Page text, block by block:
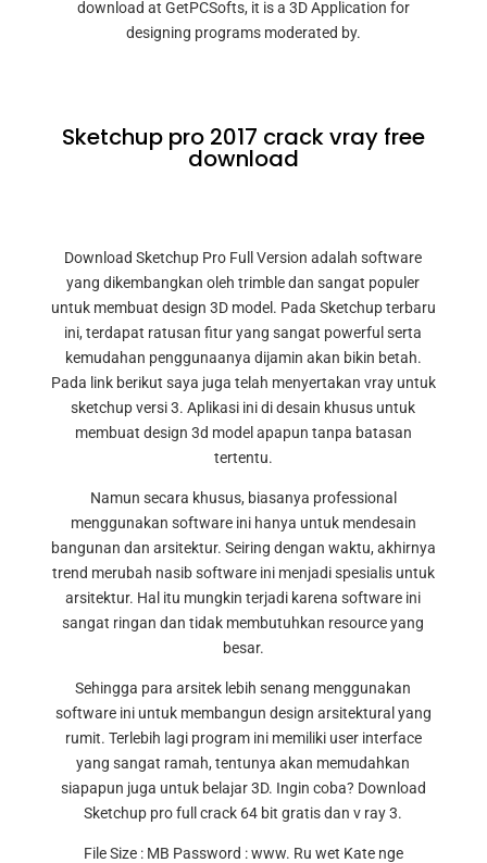
download at GetPCSofts, it is a 3D Application for
designing programs moderated by.
Sketchup pro 2017 crack vray free
download
Download Sketchup Pro Full Version adalah software
yang dikembangkan oleh trimble dan sangat populer
untuk membuat design 3D model. Pada Sketchup terbaru
ini, terdapat ratusan fitur yang sangat powerful serta
kemudahan penggunaanya dijamin akan bikin betah.
Pada link berikut saya juga telah menyertakan vray untuk
sketchup versi 3. Aplikasi ini di desain khusus untuk
membuat design 3d model apapun tanpa batasan
tertentu.
Namun secara khusus, biasanya professional
menggunakan software ini hanya untuk mendesain
bangunan dan arsitektur. Seiring dengan waktu, akhirnya
trend merubah nasib software ini menjadi spesialis untuk
arsitektur. Hal itu mungkin terjadi karena software ini
sangat ringan dan tidak membutuhkan resource yang
besar.
Sehingga para arsitek lebih senang menggunakan
software ini untuk membangun design arsitektural yang
rumit. Terlebih lagi program ini memiliki user interface
yang sangat ramah, tentunya akan memudahkan
siapapun juga untuk belajar 3D. Ingin coba? Download
Sketchup pro full crack 64 bit gratis dan v ray 3.
File Size : MB Password : www. Ru wet Kate nge